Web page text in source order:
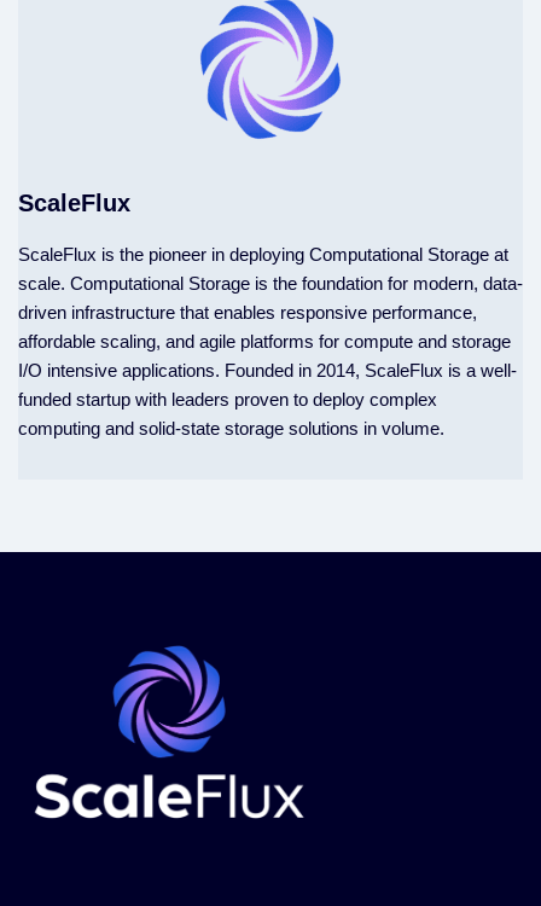
ScaleFlux
ScaleFlux is the pioneer in deploying Computational Storage at
scale. Computational Storage is the foundation for modern, data-
driven infrastructure that enables responsive performance,
affordable scaling, and agile platforms for compute and storage
I/O intensive applications. Founded in 2014, ScaleFlux is a well-
funded startup with leaders proven to deploy complex
computing and solid-state storage solutions in volume.